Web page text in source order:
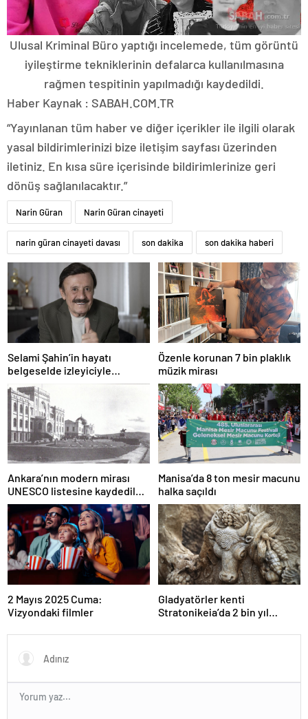
Ulusal Kriminal Büro yaptığı incelemede, tüm görüntü
iyileştirme tekniklerinin defalarca kullanılmasına
rağmen tespitinin yapılmadığı kaydedildi.
Haber Kaynak : SABAH.COM.TR
“Yayınlanan tüm haber ve diğer içerikler ile ilgili olarak
yasal bildirimlerinizi bize iletişim sayfası üzerinden
iletiniz. En kısa süre içerisinde bildirimlerinize geri
dönüş sağlanılacaktır.”
Narin Güran Narin Güran cinayeti
narin güran cinayeti davası son dakika son dakika haberi
Selami Şahin’in hayatı
belgeselde izleyiciyle
buluşacak
Özenle korunan 7 bin plaklık
müzik mirası
Ankara’nın modern mirası
UNESCO listesine kaydedildi;
Türkiye’nin listedeki varlık
sayısı 80 oldu
Manisa’da 8 ton mesir macunu
halka saçıldı
2 Mayıs 2025 Cuma:
Vizyondaki filmler
Gladyatörler kenti
Stratonikeia’da 2 bin yıl
bulundu